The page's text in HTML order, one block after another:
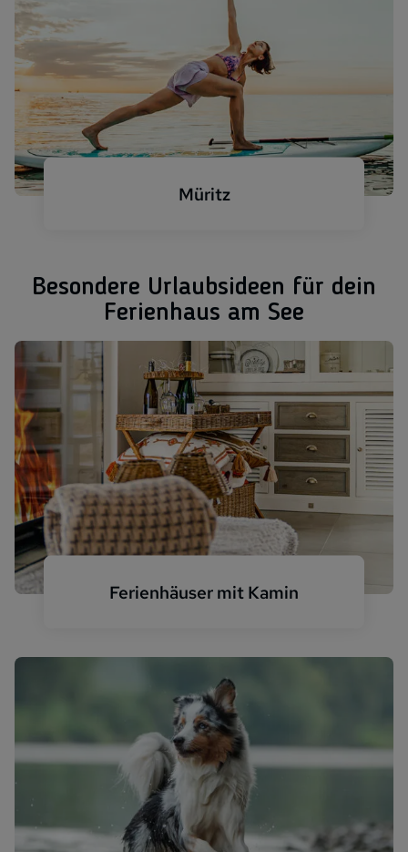
Müritz
Besondere Urlaubsideen für dein
Ferienhaus am See
Ferienhäuser mit Kamin